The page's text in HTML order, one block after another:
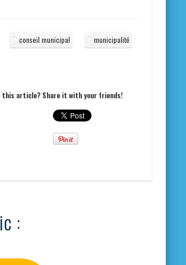
conseil municipal municipalité
this article? Share it with your friends!
: